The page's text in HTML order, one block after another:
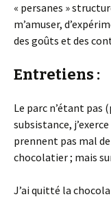
« persanes »
m’amuser,
des goûts et des
Entretiens :
Le parc n’étant pas
subsistance,
prennent pas mal
chocolatier ; mais
J’ai quitté la